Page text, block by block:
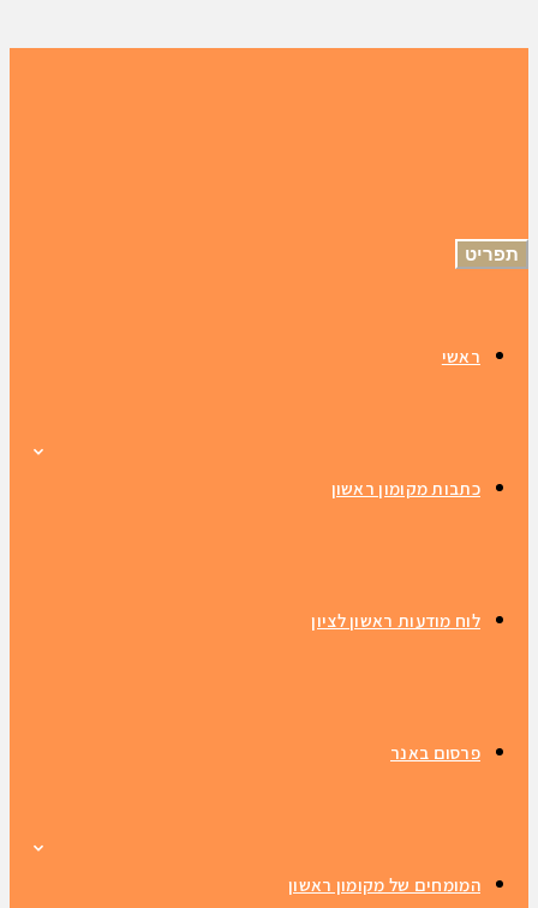
תפריט
ראשי
כתבות מקומון ראשון
לוח מודעות ראשון לציון
פרסום באנר
המומחים של מקומון ראשון